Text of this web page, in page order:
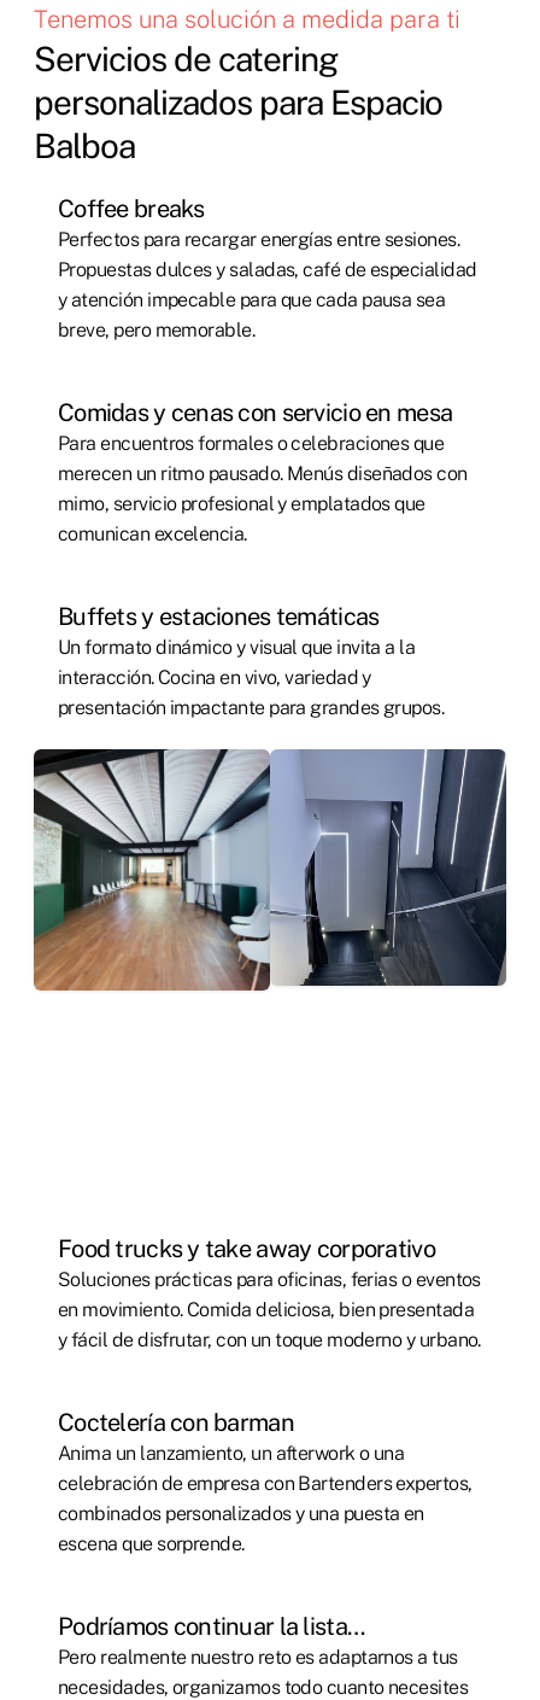
Tenemos una solución a medida para ti
Servicios de catering
personalizados para Espacio
Balboa
Coffee breaks
Perfectos para recargar energías entre sesiones.
Propuestas dulces y saladas, café de especialidad
y atención impecable para que cada pausa sea
breve, pero memorable.
Comidas y cenas con servicio en mesa
Para encuentros formales o celebraciones que
merecen un ritmo pausado. Menús diseñados con
mimo, servicio profesional y emplatados que
comunican excelencia.
Buffets y estaciones temáticas
Un formato dinámico y visual que invita a la
interacción. Cocina en vivo, variedad y
presentación impactante para grandes grupos.
Food trucks y take away corporativo
Soluciones prácticas para oficinas, ferias o eventos
en movimiento. Comida deliciosa, bien presentada
y fácil de disfrutar, con un toque moderno y urbano.
Coctelería con barman
Anima un lanzamiento, un afterwork o una
celebración de empresa con Bartenders expertos,
combinados personalizados y una puesta en
escena que sorprende.
Podríamos continuar la lista…
Pero realmente nuestro reto es adaptarnos a tus
necesidades, organizamos todo cuanto necesites